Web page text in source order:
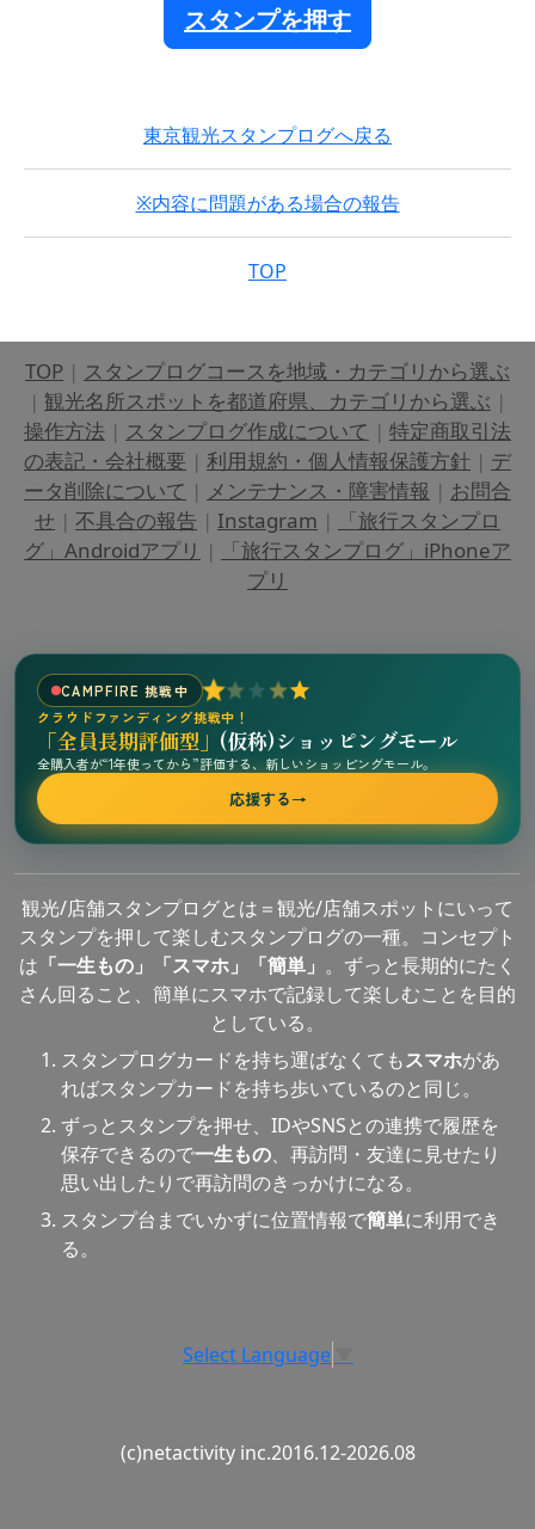
スタンプを押す
東京観光スタンプログへ戻る
※内容に問題がある場合の報告
TOP
TOP | スタンプログコースを地域・カテゴリから選ぶ
| 観光名所スポットを都道府県、カテゴリから選ぶ |
操作方法 | スタンプログ作成について | 特定商取引法
の表記・会社概要 | 利用規約・個人情報保護方針 | デ
ータ削除について | メンテナンス・障害情報 | お問合
せ | 不具合の報告 | Instagram |
「旅行スタンプロ
グ」Androidアプリ |
「旅行スタンプログ」iPhoneア
プリ
CAMPFIRE 挑戦中
クラウドファンディング挑戦中！
「全員長期評価型」 (仮称)ショッピングモール
全購入者が“1年使ってから”評価する、新しいショッピングモール。
応援する→
観光/店舗スタンプログとは＝観光/店舗スポットにいって
スタンプを押して楽しむスタンプログの一種。コンセプト
は 「一生もの」「スマホ」「簡単」 。ずっと長期的にたく
さん回ること、簡単にスマホで記録して楽しむことを目的
としている。
スタンプログカードを持ち運ばなくてもスマホがあ
ればスタンプカードを持ち歩いているのと同じ。
ずっとスタンプを押せ、IDやSNSとの連携で履歴を
保存できるので一生もの、再訪問・友達に見せたり
思い出したりで再訪問のきっかけになる。
スタンプ台までいかずに位置情報で簡単に利用でき
る。
Select Language
(c)netactivity inc.2016.12-2026.08